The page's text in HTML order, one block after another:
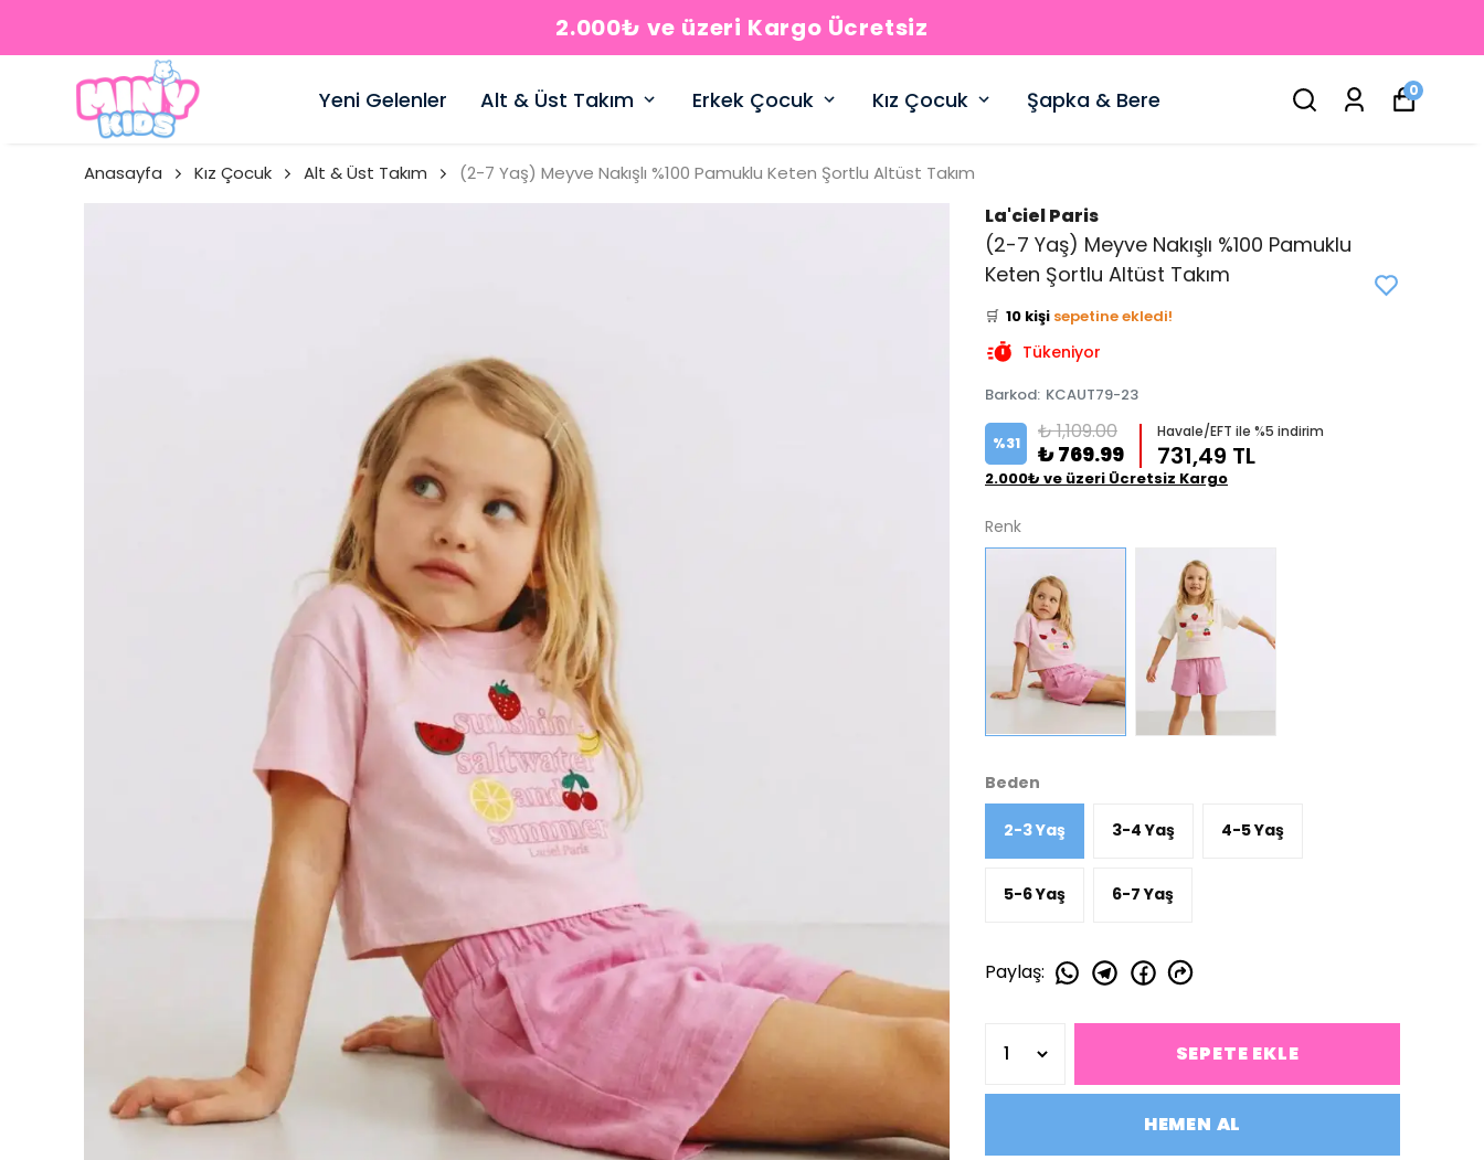
2.000₺ ve üzeri Kargo Ücretsiz
Yeni Gelenler Alt & Üst Takım Erkek Çocuk Kız Çocuk Şapka & Bere 0
Anasayfa Kız Çocuk Alt & Üst Takım (2-7 Yaş) Meyve Nakışlı %100 Pamuklu Keten Şortlu Altüst Takım
La'ciel Paris
(2-7 Yaş) Meyve Nakışlı %100 Pamuklu
Keten Şortlu Altüst Takım
👀 Şu an 3 kişi inceliyor!
Bu ürünü
🛒 10 kişi sepetine ekledi!
✅ Bugün 5 adet
Tükeniyor
Barkod: KCAUT79-23
%31 ₺ 1,109.00
₺ 769.99
Havale/EFT ile %5 indirim
731,49 TL
2.000₺ ve üzeri Ücretsiz Kargo
Renk
Beden
2-3 Yaş 3-4 Yaş 4-5 Yaş
5-6 Yaş 6-7 Yaş
Paylaş:
SEPETE EKLE
HEMEN AL